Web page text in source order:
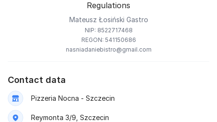
Regulations
Mateusz Łosiński Gastro
NIP: 8522717468
REGON: 541150686
nasniadaniebistro@gmail.com
Contact data
Pizzeria Nocna - Szczecin
Reymonta 3/9, Szczecin